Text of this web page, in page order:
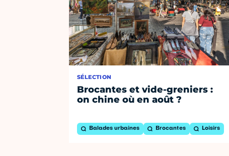
SÉLECTION
Brocantes et vide-greniers :
on chine où en août ?
Balades urbaines Brocantes Loisirs